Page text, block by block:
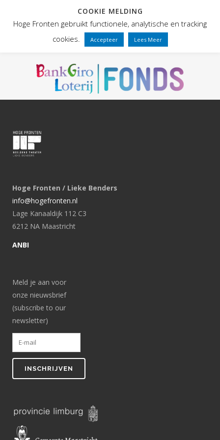
Hoge Fronten / Lieke Benders
info@hogefronten.nl
Lage Kanaaldijk 112 C3
6212 NA Maastricht
ANBI
Meld je aan voor
onze nieuwsbrief
(subscribe to our
newsletter)
COOKIE MELDING
Hoge Fronten gebruikt functionele, analytische en tracking
cookies.
Accepteer Lees Meer